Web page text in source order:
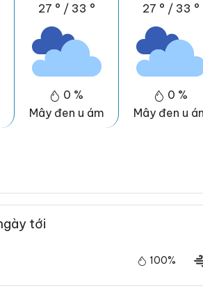
27 ° / 33 °
0 %
Mây đen u ám
27 ° / 33 °
0 %
Mây đen u
tới
100%